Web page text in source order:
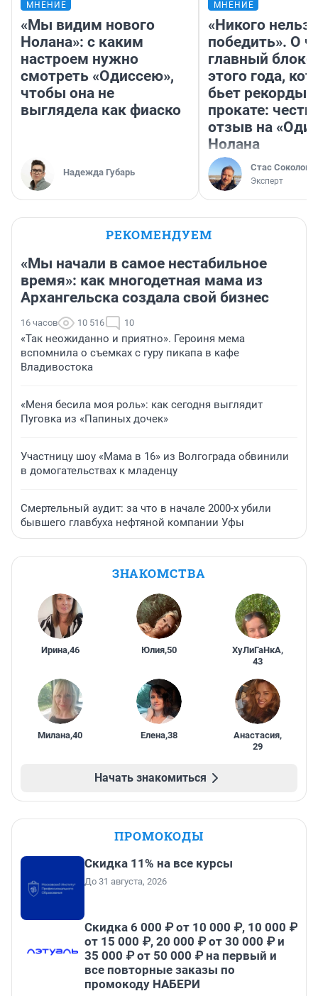
МНЕНИЕ
«Мы видим нового
Нолана»: с каким
настроем нужно
смотреть «Одиссею»,
чтобы она не
выглядела как фиаско
Надежда Губарь
МНЕНИЕ
«Никого нельзя
победить». О
главный
этого года,
бьет рекорды в
прокате:
отзыв на
Нолана
Стас Соколов
Эксперт
РЕКОМЕНДУЕМ
«Мы начали в самое нестабильное
время»: как многодетная мама из
Архангельска создала свой бизнес
16 часов 10 516 10
«Так неожиданно и приятно». Героиня мема
вспомнила о съемках с гуру пикапа в кафе
Владивостока
«Меня бесила моя роль»: как сегодня выглядит
Пуговка из «Папиных дочек»
Участницу шоу «Мама в 16» из Волгограда обвинили
в домогательствах к младенцу
Смертельный аудит: за что в начале 2000-х убили
бывшего главбуха нефтяной компании Уфы
ЗНАКОМСТВА
Ирина,46 Юлия,50 ХуЛиГаНкА,
43
Милана,40 Елена,38 Анастасия,
29
Начать знакомиться
ПРОМОКОДЫ
Скидка 11% на все курсы
До 31 августа, 2026
Скидка 6 000 ₽ от 10 000 ₽, 10 000 ₽
от 15 000 ₽, 20 000 ₽ от 30 000 ₽ и
35 000 ₽ от 50 000 ₽ на первый и
все повторные заказы по
промокоду НАБЕРИ